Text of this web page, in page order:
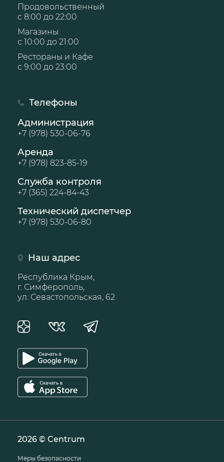
Продовольственный
с 8:00 до 22:00
Магазины
с 10:00 до 21:00
Рестораны и Кафе
с 9:00 до 23:00
Телефоны
Администрация
+7 (978) 530-06-76
Аренда
+7 (978) 823-85-19
Служба контроля
+7 (365) 224-84-43
Технический диспетчер
+7 (978) 530-06-80
Наш адрес
Республика Крым,
г. Симферополь,
ул. Севастопольская, 62
2026 © Centrum
Меры безопасности